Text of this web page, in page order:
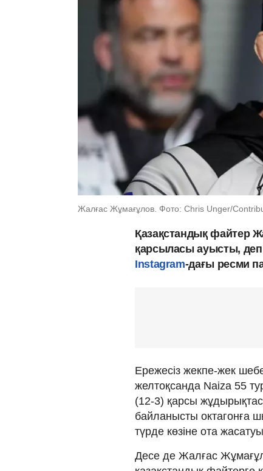
Жалғас Жұмағұлов. Фото: Chris Unger/
Қазақстандық файтер
қарсыласы ауысты, деп
Instagram-дағы ресми
Ережесіз жекпе-жек
желтоқсанда Naiza 55
(12-3) қарсы
байланысты октагонға
түрде көзіне ота
Десе де Жалғас